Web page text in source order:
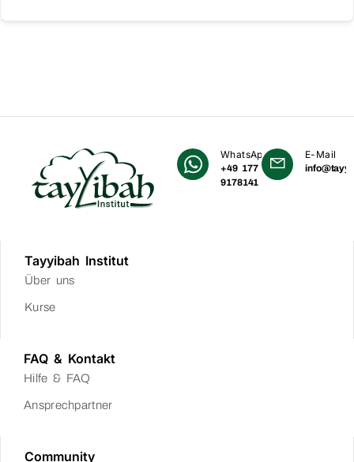
WhatsApp
+49 177
9178141
E-Mail
Tayyibah Institut
Über uns
Kurse
FAQ & Kontakt
Hilfe & FAQ
Ansprechpartner
Community